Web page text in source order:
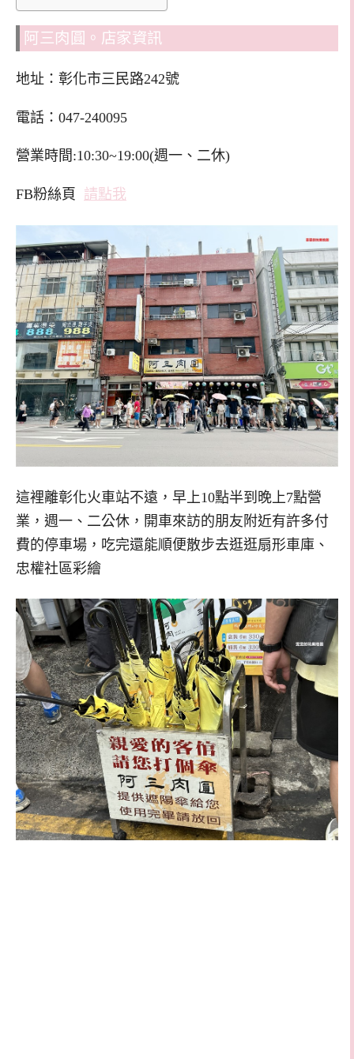
阿三肉圓。店家資訊
地址：彰化市三民路242號
電話：047-240095
營業時間:10:30~19:00(週一、二休)
FB粉絲頁 請點我
這裡離彰化火車站不遠，早上10點半到晚上7點營
業，週一、二公休，開車來訪的朋友附近有許多付
費的停車場，吃完還能順便散步去逛逛扇形車庫、
忠權社區彩繪